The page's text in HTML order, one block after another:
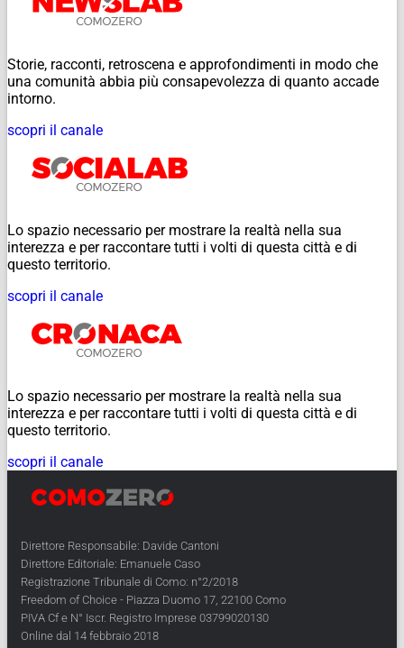
Storie, racconti, retroscena e approfondimenti in modo che
una comunità abbia più consapevolezza di quanto accade
intorno.
scopri il canale
Lo spazio necessario per mostrare la realtà nella sua
interezza e per raccontare tutti i volti di questa città e di
questo territorio.
scopri il canale
Lo spazio necessario per mostrare la realtà nella sua
interezza e per raccontare tutti i volti di questa città e di
questo territorio.
scopri il canale
Direttore Responsabile: Davide Cantoni
Direttore Editoriale: Emanuele Caso
Registrazione Tribunale di Como: n°2/2018
Freedom of Choice - Piazza Duomo 17, 22100 Como
PIVA Cf e N° Iscr. Registro Imprese 03799020130
Online dal 14 febbraio 2018